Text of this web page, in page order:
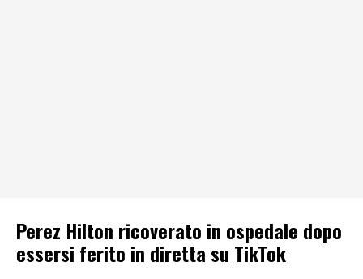
Perez Hilton ricoverato in ospedale dopo
essersi ferito in diretta su TikTok